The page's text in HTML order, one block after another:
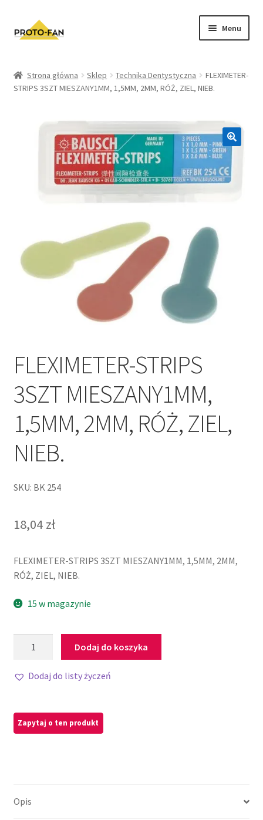
Menu
Kursy Stomatologiczne
Zwroty i Reklamacje
Polityka prywatności
Strona główna Sklep Technika Dentystyczna
FLEXIMETER-
STRIPS 3SZT MIESZANY1MM, 1,5MM, 2MM, RÓŻ, ZIEL, NIEB.
FLEXIMETER-STRIPS
3SZT MIESZANY1MM,
1,5MM, 2MM, RÓŻ, ZIEL,
NIEB.
SKU: BK 254
18,04 zł
FLEXIMETER-STRIPS 3SZT MIESZANY1MM, 1,5MM, 2MM,
RÓŻ, ZIEL, NIEB.
15 w magazynie
Dodaj do koszyka
Dodaj do listy życzeń
Opis